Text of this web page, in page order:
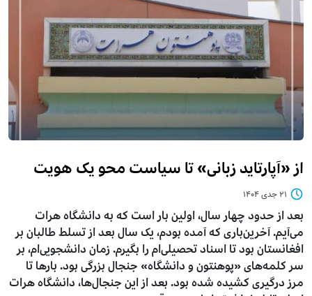
از «آپارتاید زبانی» تا سیاست محو یک هویت
۲۱ جدی ۱۴۰۴
بعد از حدود چهار سال، اولین بار است که به دانشگاه هرات
می‌آیم. آخرین‌باری که آمده بودم، یک سال بعد از تسلط طالبان بر
افغانستان بود تا اسناد تحصیلی‌ام را بگیرم. زمان دانشجویی‌ام، بر
سر کلمه‌های «پوهنتون و دانشگاه» جنجال بزرگی بود. بارها تا
مرز درگیری کشیده شده بود. بعد از این جنجال‌ها، دانشگاه هرات